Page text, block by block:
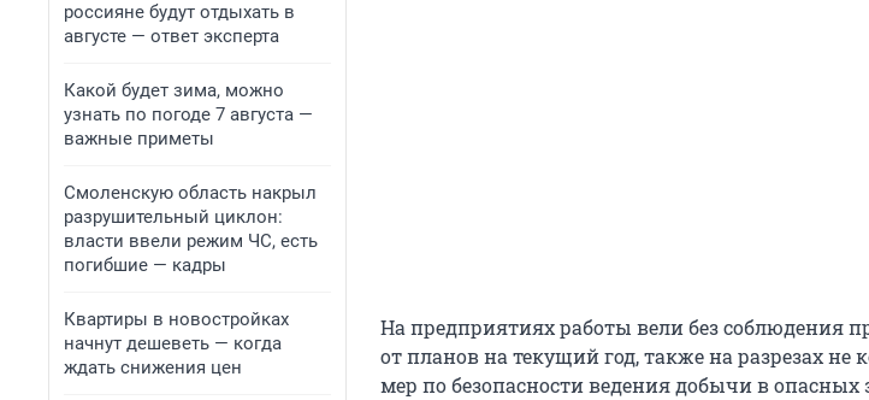
россияне будут отдыхать в
августе — ответ эксперта
Какой будет зима, можно
узнать по погоде 7 августа —
важные приметы
Смоленскую область накрыл
разрушительный циклон:
власти ввели режим ЧС, есть
погибшие — кадры
Квартиры в новостройках
начнут дешеветь — когда
ждать снижения цен
На предприятиях работы вели без соблюдения
от планов на текущий год, также на разрезах не
мер по безопасности ведения добычи в опасных